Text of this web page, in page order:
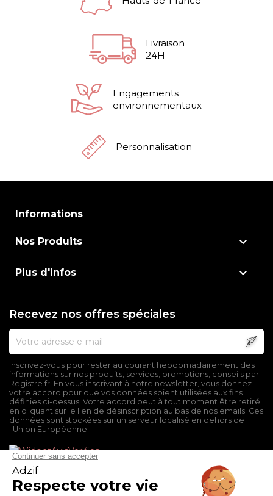
Livraison
24H
Engagements
environnementaux
Personnalisation
Informations
Nos Produits 
Plus d'infos 
Recevez nos offres spéciales
Inscrivez-vous pour rester au courant hebdomadairement des
informations sur nos produits, services, promotions, conseils par
Registre.fr. En vous inscrivant à notre newsletter, vous donnez
votre accord pour que vos données soient utilisées aux fins
définies ci-dessus. Votre accord peut à tout moment être retiré
en cliquant sur le lien de désinscription au bas de nos emails. Ces
données sont stockées sur un serveur localisé en dehors de
l'Union Européenne.